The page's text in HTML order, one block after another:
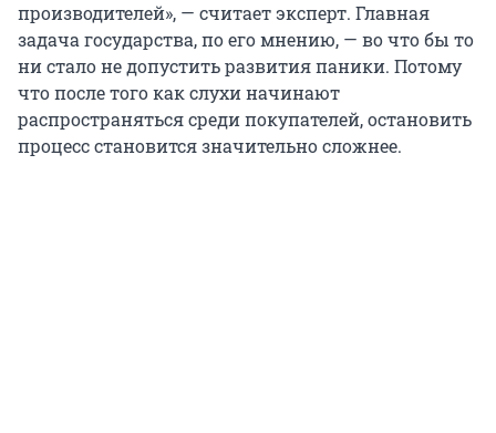
производителей», — считает эксперт. Главная
задача государства, по его мнению, — во что бы то
ни стало не допустить развития паники. Потому
что после того как слухи начинают
распространяться среди покупателей, остановить
процесс становится значительно сложнее.